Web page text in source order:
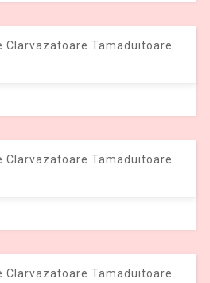
Clarvazatoare Tamaduitoare
Clarvazatoare Tamaduitoare
Clarvazatoare Tamaduitoare